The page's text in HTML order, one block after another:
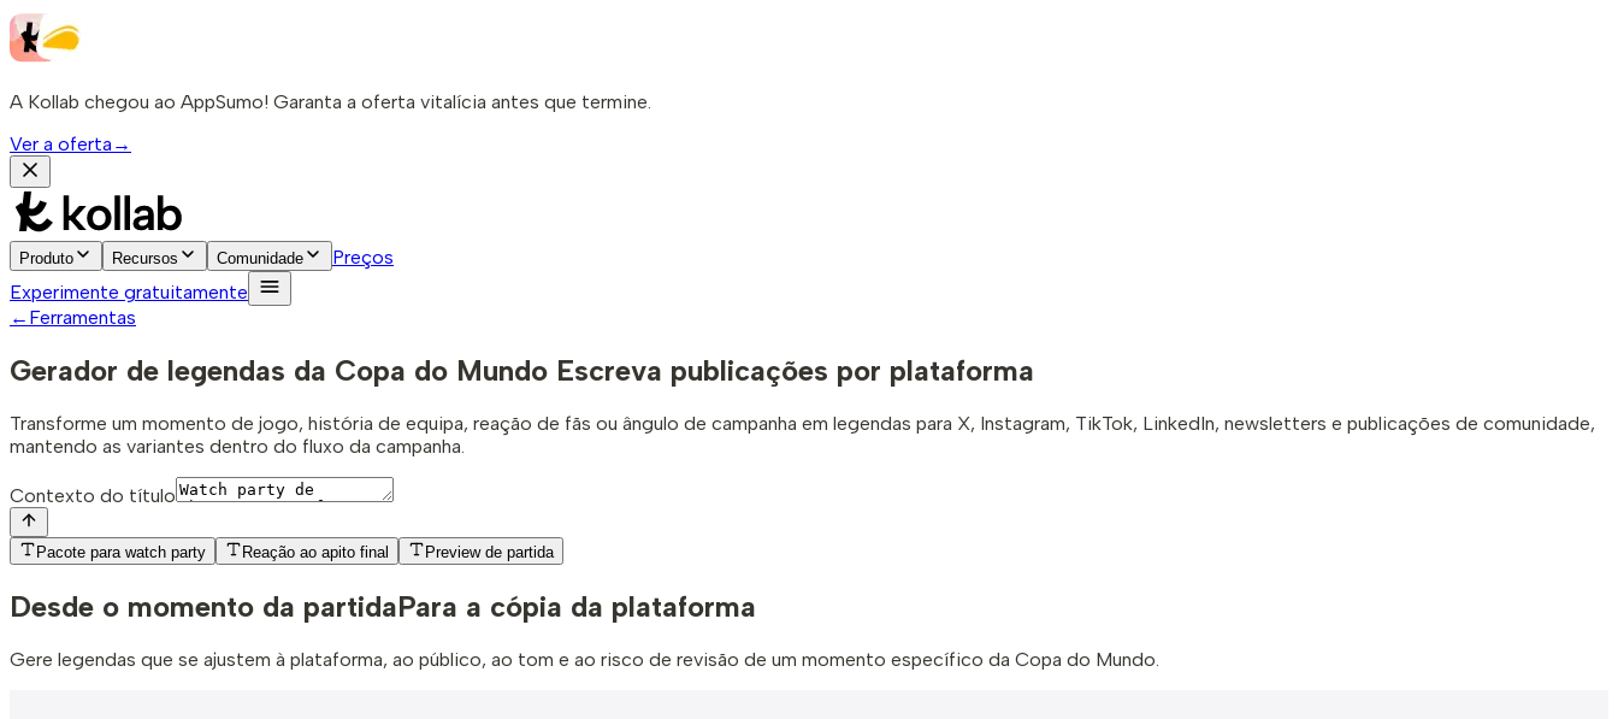
A Kollab chegou ao AppSumo! Garanta a oferta vitalícia antes que termine.
Ver a oferta →
Produto Recursos Comunidade
Preços
Experimente gratuitamente
← Ferramentas
Gerador de legendas da Copa do Mundo Escreva publicações por plataforma
Transforme um momento de jogo, história de equipa, reação de fãs ou ângulo de campanha em legendas para X, Instagram, TikTok, LinkedIn, newsletters e publicações de comunidade,
mantendo as variantes dentro do fluxo da campanha.
Contexto do título
Pacote para watch party Reação ao apito final Preview de partida
Desde o momento da partidaPara a cópia da plataforma
Gere legendas que se ajustem à plataforma, ao público, ao tom e ao risco de revisão de um momento específico da Copa do Mundo.